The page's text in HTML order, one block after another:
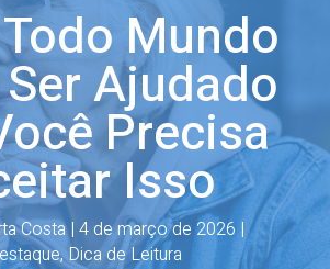
Mundo
Ajudado
Precisa
Isso
Costa|4 de março de 2026 |
,Dica de Leitura